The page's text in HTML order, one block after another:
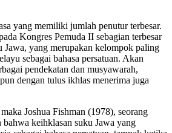
yang memiliki jumlah penutur terbesar.
Kongres Pemuda II sebagian terbesar
Jawa, yang merupakan kelompok paling
sebagai bahasa persatuan. Akan
pendekatan dan musyawarah,
dengan tulus ikhlas menerima juga
Joshua Fishman (1978), seorang
bahwa keihklasan suku Jawa yang